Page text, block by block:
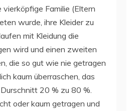
Familie (Eltern
wurde, ihre Kleider zu
mit Kleidung die
wird und einen zweiten
die so gut wie nie getragen
kaum überraschen, das
20 % zu 80 %.
oder kaum getragen und